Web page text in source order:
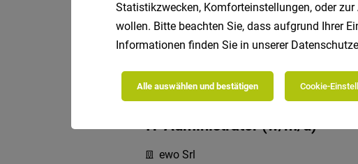
IT - Administrator/in
IT-Administrator (w/m/d)
ewo Srl
Statistikzwecken, Komforteinstellungen, oder
wollen. Bitte beachten Sie, dass aufgrund Ihrer
Informationen finden Sie in unserer
Alle auswählen und bestätigen Cookie-